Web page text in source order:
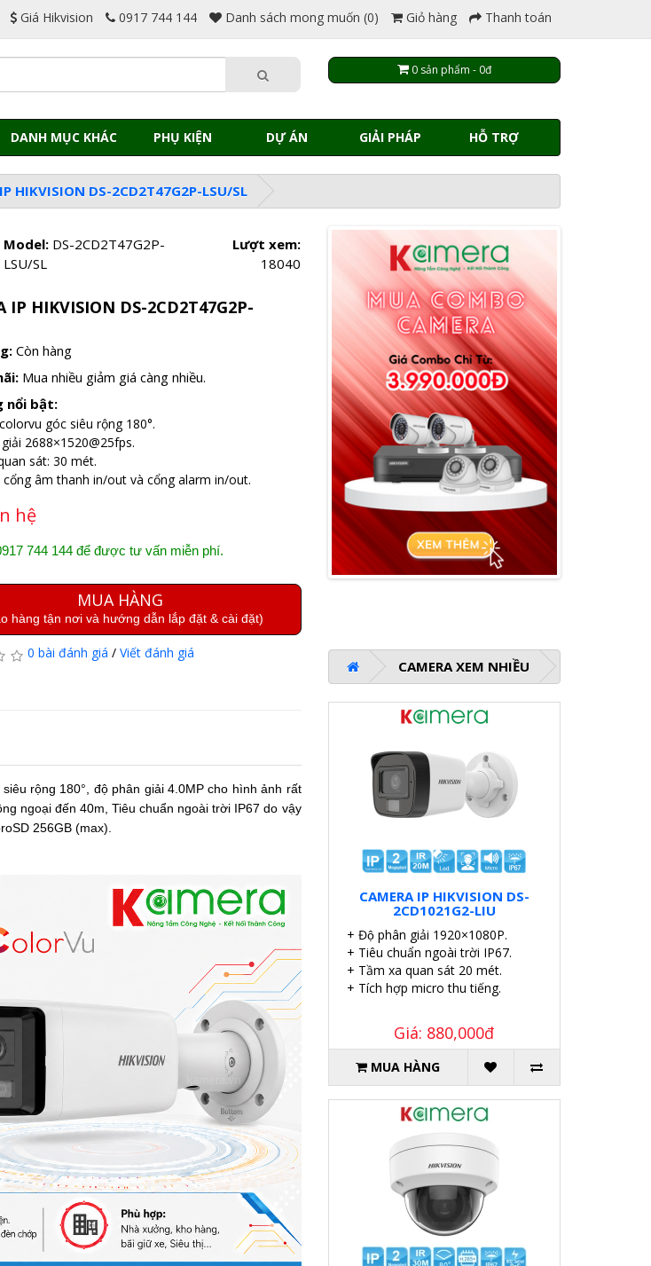
Giá Hikvision 0917 744 144 Danh sách mong muốn (0) Giỏ hàng Thanh toán
0 sản phẩm - 0đ
DANH MỤC KHÁC PHỤ KIỆN DỰ ÁN GIẢI PHÁP HỖ TRỢ
HIKVISION DS-2CD2T47G2P-LSU/SL
Model: DS-2CD2T47G2P-
LSU/SL
Lượt xem:
18040
IP HIKVISION DS-2CD2T47G2P-
Còn hàng
Mua nhiều giảm giá càng nhiều.
nổi bật:
góc siêu rộng 180°.
2688×1520@25fps.
sát: 30 mét.
cổng âm thanh in/out và cổng alarm in/out.
hệ
744 144 để được tư vấn miễn phí.
MUA HÀNG
hàng tận nơi và hướng dẫn lắp đặt & cài đặt)
0 bài đánh giá / Viết đánh giá
rộng 180°, độ phân giải 4.0MP cho hình ảnh rất
ngoại đến 40m ,Tiêu chuẩn ngoài trời IP67 do vậy
256GB (max).
CAMERA XEM NHIỀU
CAMERA IP HIKVISION DS-
2CD1021G2-LIU
+ Độ phân giải 1920×1080P.
+ Tiêu chuẩn ngoài trời IP67.
+ Tầm xa quan sát 20 mét.
+ Tích hợp micro thu tiếng.
Giá: 880,000đ
MUA HÀNG